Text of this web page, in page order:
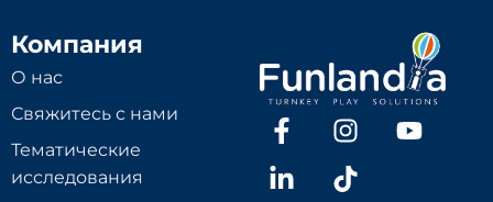
Компания
О нас
Свяжитесь с нами
Тематические
исследования